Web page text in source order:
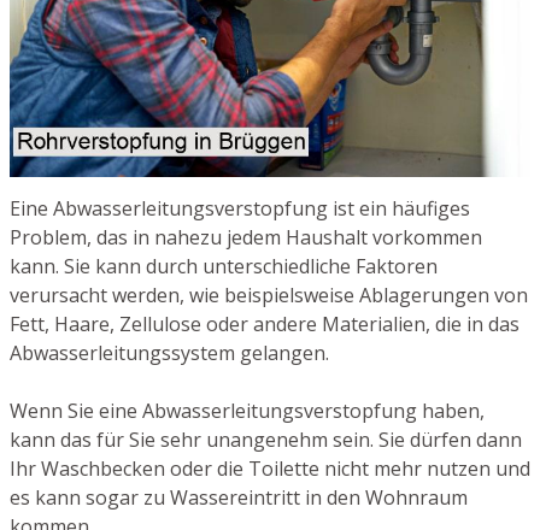
Eine Abwasserleitungsverstopfung ist ein häufiges
Problem, das in nahezu jedem Haushalt vorkommen
kann. Sie kann durch unterschiedliche Faktoren
verursacht werden, wie beispielsweise Ablagerungen von
Fett, Haare, Zellulose oder andere Materialien, die in das
Abwasserleitungssystem gelangen.
Wenn Sie eine Abwasserleitungsverstopfung haben,
kann das für Sie sehr unangenehm sein. Sie dürfen dann
Ihr Waschbecken oder die Toilette nicht mehr nutzen und
es kann sogar zu Wassereintritt in den Wohnraum